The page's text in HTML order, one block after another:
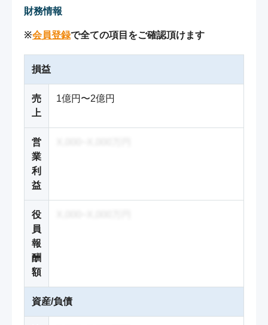
財務情報
※会員登録で全ての項目をご確認頂けます
損益
売
上
1億円〜2億円
営
業
利
益
役
員
報
酬
額
資産/負債